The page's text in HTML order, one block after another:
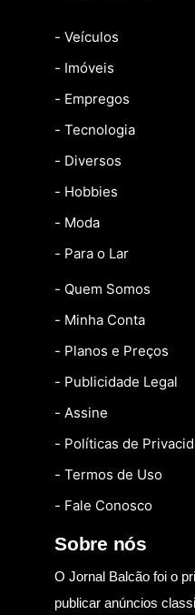
- Veículos
- Imóveis
- Empregos
- Tecnologia
- Diversos
- Hobbies
- Moda
- Para o Lar
- Quem Somos
- Minha Conta
- Planos e Preços
- Publicidade Legal
- Assine
- Políticas de
- Termos de Uso
- Fale Conosco
Sobre nós
O Jornal Balcão foi o
publicar anúncios